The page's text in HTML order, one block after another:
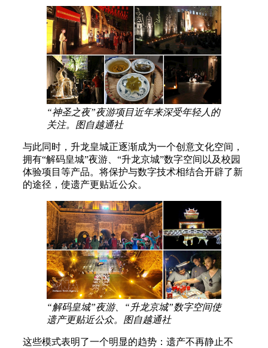
“神圣之夜”夜游项目近年来深受年轻人的
关注。图自越通社
与此同时，升龙皇城正逐渐成为一个创意文化空间，
拥有“解码皇城”夜游、“升龙京城”数字空间以及校园
体验项目等产品。将保护与数字技术相结合开辟了新
的途径，使遗产更贴近公众。
“解码皇城”夜游、“升龙京城”数字空间使
遗产更贴近公众。图自越通社
这些模式表明了一个明显的趋势：遗产不再静止不